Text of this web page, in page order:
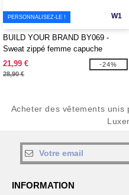
W1
PERSONNALISEZ-LE !
BUILD YOUR BRAND BY069 -
Sweat zippé femme capuche
21,99 €
28,90 €
-24%
Acheter des vêtements unis
INFORMATION